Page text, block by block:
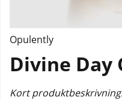
Opulently
Divine Day
Kort